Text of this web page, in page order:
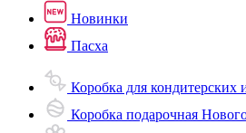
Новинки
Пасха
Коробка для кондитерских
Коробка подарочная